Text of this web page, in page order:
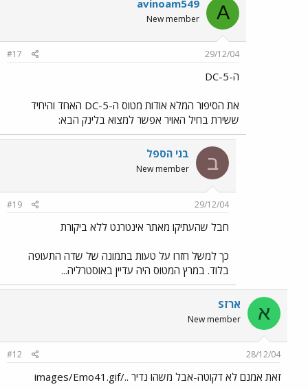
A
avinoam549
New member
29/12/04
#17
ה-DC-5
את הסיפור המלא אודות מטוס ה-DC-5 האחד והיחיד
ששירת בחיל האויר אפשר למצוא בלינק הבא:
ב בני הספל
New member
29/12/04
#19
חבל שהעתיקו מאתר אינטרנט ללא ביקורת
כך למשל חזרו על טעות בתמונה של שדה התעופה
בלוד. במרץ המטוס היה עדיין באוסטרליה...
א ארזS
New member
28/12/04
#12
זאת אמנם לא דקוטה-אבל משהו נדיר ../images/Emo41.gif